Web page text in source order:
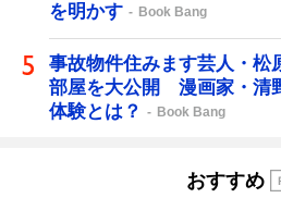
を明かす
Book Bang
事故物件住みます芸人・松
部屋を大公開 漫画家・清
体験とは？
Book Bang
おすすめ